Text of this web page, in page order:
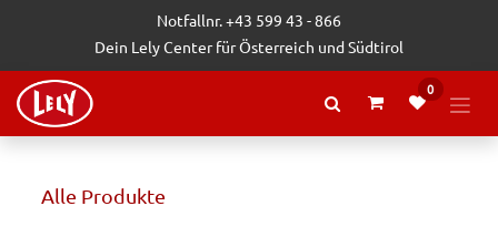
Zum Inhalt springenNotfallnr. +43 599 43 - 866
Dein Lely Center für Österreich und Südtirol
0
Alle Produkte